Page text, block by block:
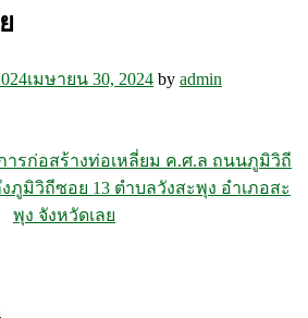
เมษายน 30, 2024 by admin
ารก่อสร้างท่อเหลี่ยม ค.ศ.ล ถนนภูมิวิถี
ภูมิวิถีซอย 13 ตำบลวังสะพุง อำเภอสะ
พุง จังหวัดเลย